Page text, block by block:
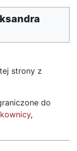
strony z
do
,